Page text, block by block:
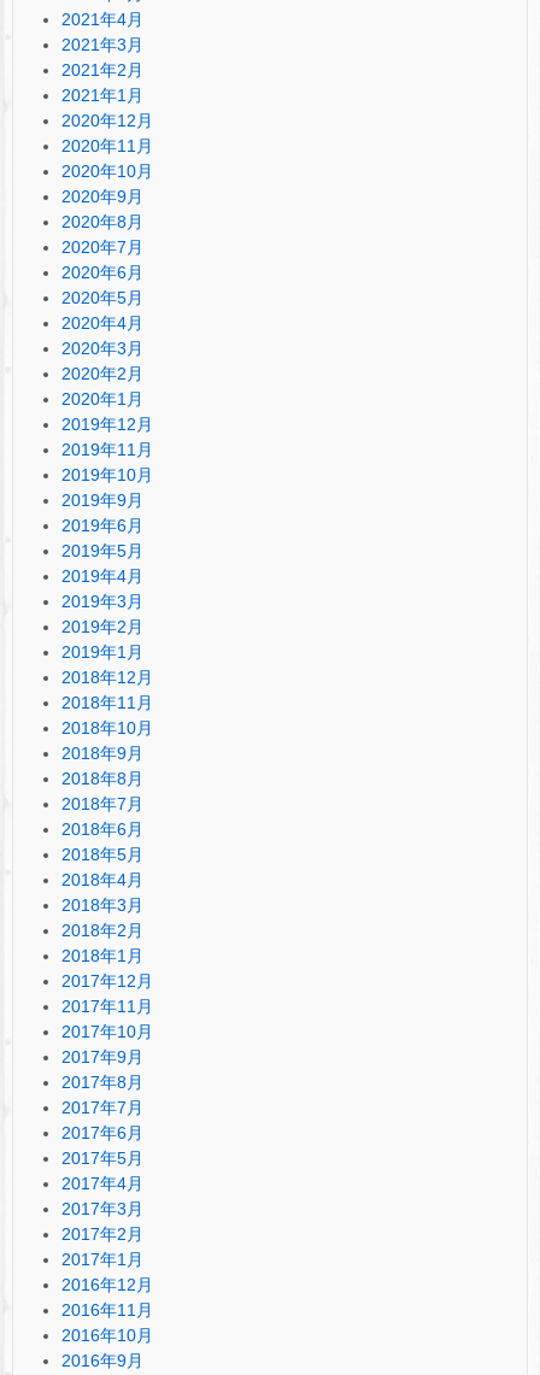
2021年4月
2021年3月
2021年2月
2021年1月
2020年12月
2020年11月
2020年10月
2020年9月
2020年8月
2020年7月
2020年6月
2020年5月
2020年4月
2020年3月
2020年2月
2020年1月
2019年12月
2019年11月
2019年10月
2019年9月
2019年6月
2019年5月
2019年4月
2019年3月
2019年2月
2019年1月
2018年12月
2018年11月
2018年10月
2018年9月
2018年8月
2018年7月
2018年6月
2018年5月
2018年4月
2018年3月
2018年2月
2018年1月
2017年12月
2017年11月
2017年10月
2017年9月
2017年8月
2017年7月
2017年6月
2017年5月
2017年4月
2017年3月
2017年2月
2017年1月
2016年12月
2016年11月
2016年10月
2016年9月